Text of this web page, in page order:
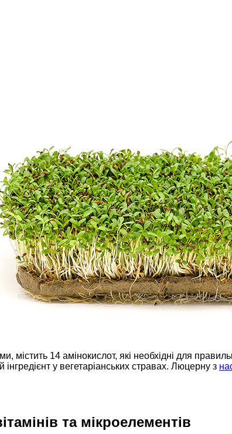
містить 14 амінокислот, які необхідні для
у вегетаріанських стравах. Люцерну з
та мікроелементів